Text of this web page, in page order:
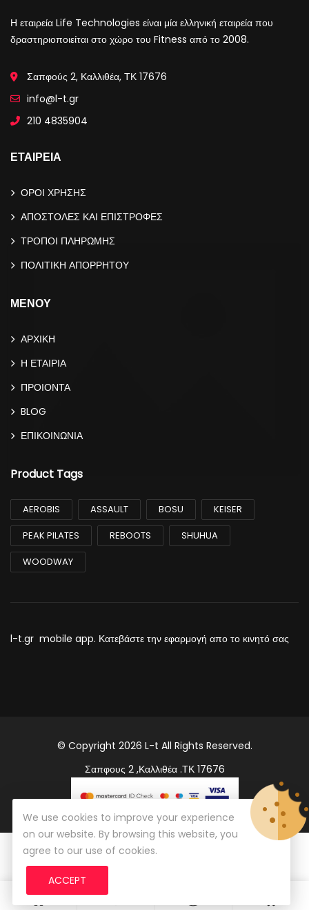
Η εταιρεία Life Technologies είναι μία ελληνική εταιρεία που
δραστηριοποιείται στο χώρο του Fitness από το 2008.
Σαπφούς 2, Καλλιθέα, ΤΚ 17676
info@l-t.gr
210 4835904
ΕΤΑΙΡΕΙΑ
ΟΡΟΙ ΧΡΗΣΗΣ
ΑΠΟΣΤΟΛΕΣ ΚΑΙ ΕΠΙΣΤΡΟΦΕΣ
ΤΡΟΠΟΙ ΠΛΗΡΩΜΗΣ
ΠΟΛΙΤΙΚΗ ΑΠΟΡΡΗΤΟΥ
ΜΕΝΟΥ
ΑΡΧΙΚΗ
Η ΕΤΑΙΡΙΑ
ΠΡΟΙΟΝΤΑ
BLOG
ΕΠΙΚΟΙΝΩΝΙΑ
Product Tags
AEROBIS ASSAULT BOSU
KEISER
PEAK PILATES
REBOOTS
SHUHUA
WOODWAY
l-t.gr mobile app. Κατεβάστε την εφαρμογή απο το κινητό σας
© Copyright 2026 L-t All Rights Reserved.
Σαπφους 2 ,Καλλιθέα .ΤΚ 17676
We use cookies to improve your experience
on our website. By browsing this website, you
agree to our use of cookies.
ACCEPT